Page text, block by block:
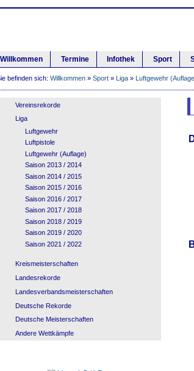
Willkommen Termine Infothek Sport
befinden sich: Willkommen» Sport» Liga» Luftgewehr
Vereinsrekorde
Liga
Luftgewehr
Luftpistole
Luftgewehr (Auflage)
Saison 2013 / 2014
Saison 2014 / 2015
Saison 2015 / 2016
Saison 2016 / 2017
Saison 2017 / 2018
Saison 2018 / 2019
Saison 2019 / 2020
Saison 2021 / 2022
Kreismeisterschaften
Landesrekorde
Landesverbandsmeisterschaften
Deutsche Rekorde
Deutsche Meisterschaften
Andere Wettkämpfe